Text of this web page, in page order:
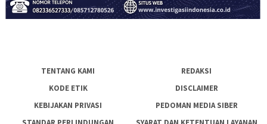
TENTANG KAMI
REDAKSI
KODE ETIK
DISCLAIMER
KEBIJAKAN PRIVASI
PEDOMAN MEDIA SIBER